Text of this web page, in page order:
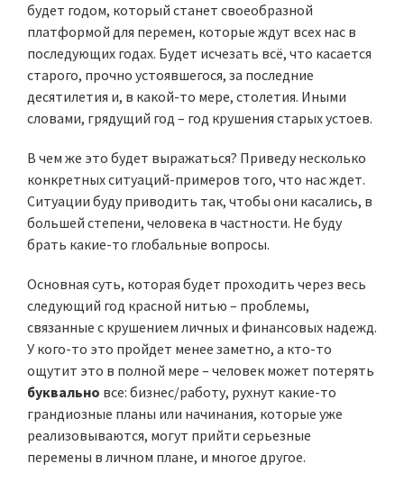
будет годом, который станет своеобразной
платформой для перемен, которые ждут всех нас в
последующих годах. Будет исчезать всё, что касается
старого, прочно устоявшегося, за последние
десятилетия и, в какой-то мере, столетия. Иными
словами, грядущий год – год крушения старых устоев.
В чем же это будет выражаться? Приведу несколько
конкретных ситуаций-примеров того, что нас ждет.
Ситуации буду приводить так, чтобы они касались, в
большей степени, человека в частности. Не буду
брать какие-то глобальные вопросы.
Основная суть, которая будет проходить через весь
следующий год красной нитью – проблемы,
связанные с крушением личных и финансовых надежд.
У кого-то это пройдет менее заметно, а кто-то
ощутит это в полной мере – человек может потерять
буквально все: бизнес/работу, рухнут какие-то
грандиозные планы или начинания, которые уже
реализовываются, могут прийти серьезные
перемены в личном плане, и многое другое.